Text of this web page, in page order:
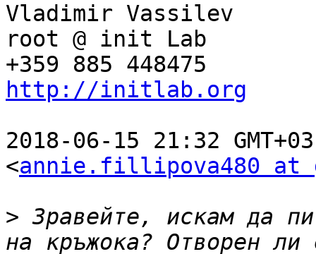
Vladimir Vassilev
root @ init Lab
http://initlab.org
2018-06-15 21:32
<annie.fillipova480 at
> Зравейте, искам да